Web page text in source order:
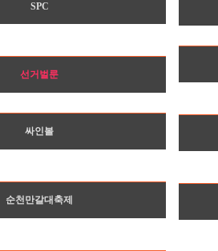
SPC
선거벌룬
싸인볼
순천만갈대축제